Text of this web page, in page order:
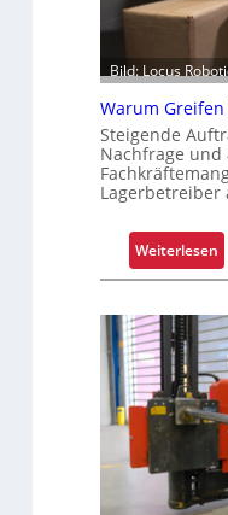
Bild: Locus
Warum
Steigende
Nachfrage
Lagerbetreiber
Weiterlesen:
r
u
G
r
i
f